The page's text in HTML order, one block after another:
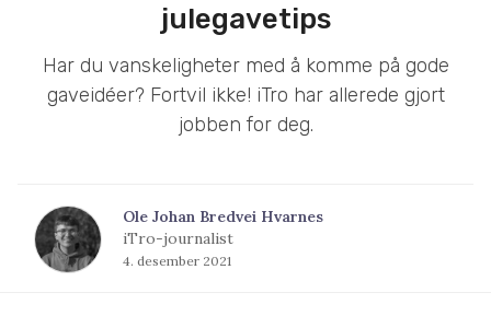
julegavetips
Har du vanskeligheter med å komme på gode
gaveidéer? Fortvil ikke! iTro har allerede gjort
jobben for deg.
Ole Johan Bredvei Hvarnes
iTro-journalist
4. desember 2021